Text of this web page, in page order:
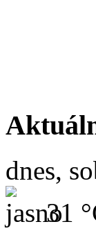
dnes,
31